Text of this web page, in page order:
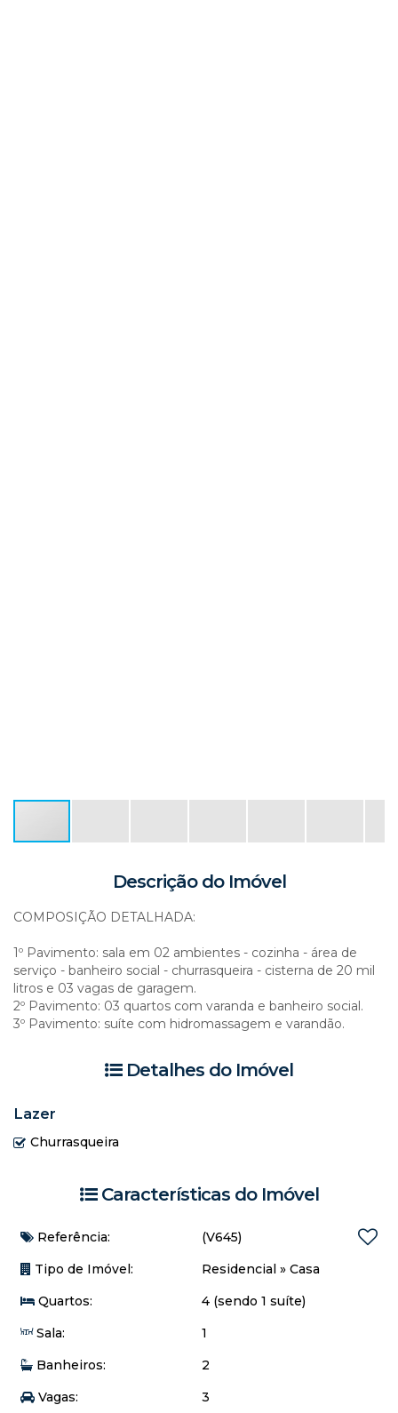
Descrição do Imóvel
COMPOSIÇÃO DETALHADA:
1º Pavimento: sala em 02 ambientes - cozinha - área de
serviço - banheiro social - churrasqueira - cisterna de 20 mil
litros e 03 vagas de garagem.
2º Pavimento: 03 quartos com varanda e banheiro social.
3º Pavimento: suíte com hidromassagem e varandão.
Detalhes do Imóvel
Lazer
Churrasqueira
Características do Imóvel
Referência:
(V645)
Tipo de Imóvel:
Residencial » Casa
Quartos:
4 (sendo 1 suíte)
Sala:
1
Banheiros:
2
Vagas:
3